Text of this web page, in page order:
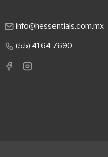
info@hessentials.com.mx
(55) 4164 7690